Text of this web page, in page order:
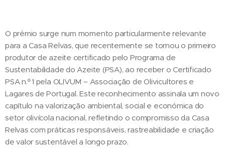
O prémio surge num momento particularmente relevante
para a Casa Relvas, que recentemente se tornou o primeiro
produtor de azeite certificado pelo Programa de
Sustentabilidade do Azeite (PSA), ao receber o Certificado
PSA n.º 1 pela OLIVUM – Associação de Olivicultores e
Lagares de Portugal. Este reconhecimento assinala um novo
capítulo na valorização ambiental, social e económica do
setor olivícola nacional, refletindo o compromisso da Casa
Relvas com práticas responsáveis, rastreabilidade e criação
de valor sustentável a longo prazo.